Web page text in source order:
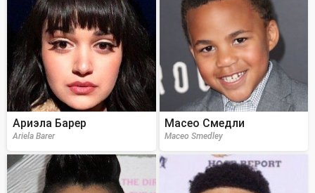
Ариэла Барер
Ariela Barer
Масео Смедли
Maceo Smedley